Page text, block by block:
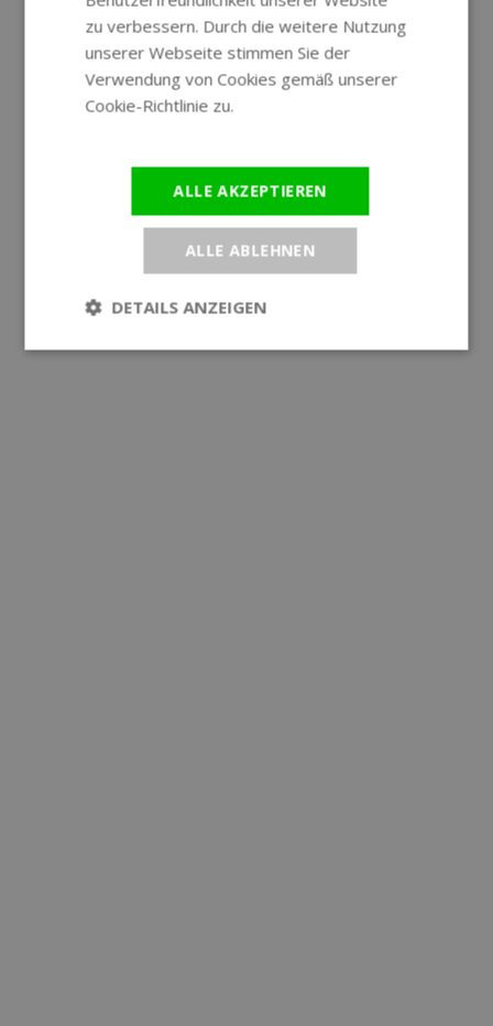
GERMAN
zu verbessern. Durch die weitere Nutzung
unserer Webseite stimmen Sie der
Verwendung von Cookies gemäß unserer
Cookie-Richtlinie zu.
ALLE AKZEPTIEREN
ALLE ABLEHNEN
DETAILS ANZEIGEN